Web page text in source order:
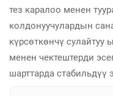
тез каралоо менен
колдонуучулардын
күрсөткөнчү сулайтуу
менен чектештерди
шарттарда стабильдүү